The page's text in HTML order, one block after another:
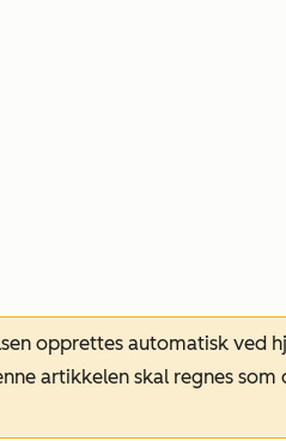
opprettes automatisk ved
artikkelen skal regnes